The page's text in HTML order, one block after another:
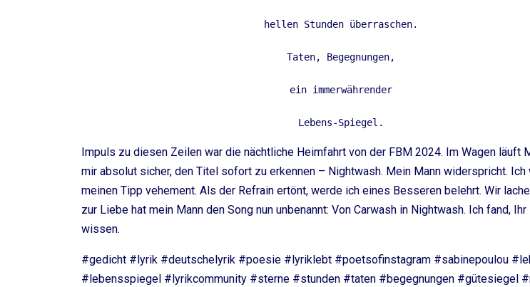
hellen Stunden überraschen.
Taten, Begegnungen,
ein immerwährender
Lebens-Spiegel.
Impuls zu diesen Zeilen war die nächtliche Heimfahrt von der FBM 2024. Im Wagen läuft
mir absolut sicher, den Titel sofort zu erkennen – Nightwash. Mein Mann widerspricht.
meinen Tipp vehement. Als der Refrain ertönt, werde ich eines Besseren belehrt. Wir
zur Liebe hat mein Mann den Song nun unbenannt: Von Carwash in Nightwash. Ich fand,
wissen.
#gedicht #lyrik #deutschelyrik #poesie #lyriklebt #poetsofinstagram #sabinepoulou
#lebensspiegel #lyrikcommunity #sterne #stunden #taten #begegnungen #gütesiegel